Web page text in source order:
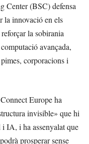
Center (BSC) defensa
la innovació en els
la sobirania
avançada,
corporacions i
Europe ha
invisible» que hi
i IA, i ha assenyalat que
prosperar sense